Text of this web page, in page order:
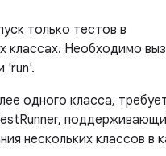
только тестов в
классах. Необходимо
'run'.
одного класса,
нескольких классов в